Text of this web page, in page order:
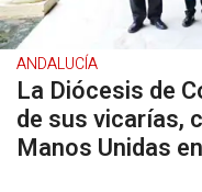
ANDALUCÍA
La Diócesis de
de sus vicarías,
Manos Unidas